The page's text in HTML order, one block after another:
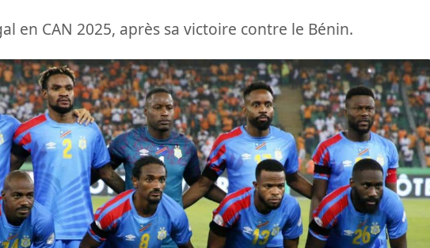
en CAN 2025, après sa victoire contre le Bénin.